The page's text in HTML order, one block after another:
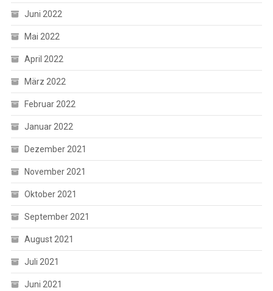
Juni 2022
Mai 2022
April 2022
März 2022
Februar 2022
Januar 2022
Dezember 2021
November 2021
Oktober 2021
September 2021
August 2021
Juli 2021
Juni 2021